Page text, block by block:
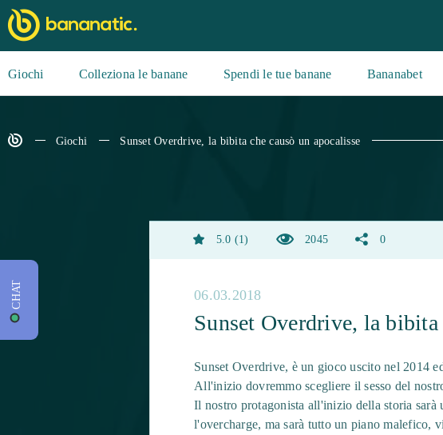
Giochi Colleziona le banane Spendi le tue banane Bananabet
Giochi Sunset Overdrive, la bibita che causò un apocalisse
5.0 1 2045 0
06.03.2018
Sunset Overdrive, la bibita
Sunset Overdrive, è un gioco uscito nel 2014
All'inizio dovremmo scegliere il sesso del
Il nostro protagonista all'inizio della storia sarà
l'overcharge, ma sarà tutto un piano malefico,
CHAT